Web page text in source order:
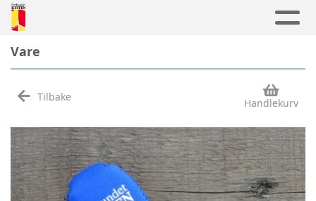
Vare
Tilbake Handlekurv